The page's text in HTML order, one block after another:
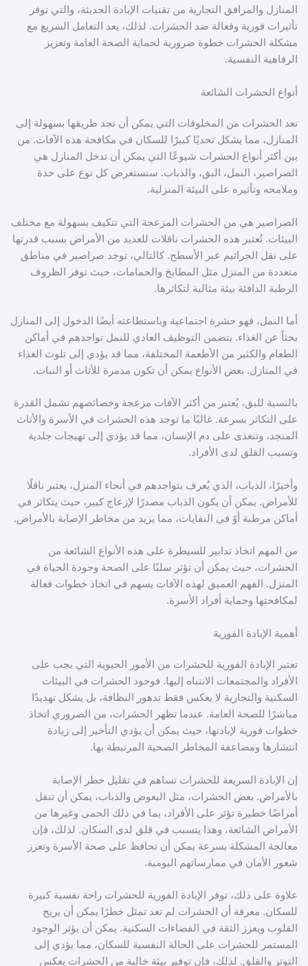
المنازل والمرافق التجارية من تقنيات الإبادة الحديثة، والتي توفر
تأثيرات فورية وفعالة ضد الحشرات. لذلك، يعد التعامل السريع مع
مشكلة الحشرات خطوة ضرورية لحماية الصحة العامة وتعزيز
الرفاهية النفسية.
أنواع الحشرات الشائعة
تعد الحشرات من المخلوقات التي يمكن أن تجد طريقها بسهولة إلى
المنازل، مما يشكل تحديًا كبيرًا للسكان في مكافحة هذه الآفات. من
بين أكثر أنواع الحشرات شيوعًا التي يمكن أن تدخل المنازل هي
الصراصير، النمل، البق، والذباب. سنستعرض كل نوع على حدة
وملامحه وتأثيره على البيئة المنزلية.
الصراصير هي من الحشرات المزعجة التي تتكيف بسهولة مع مختلف
البيئات. تُعتبر هذه الحشرات ناقلات للعديد من الأمراض بسبب قدرتها
على نقل الجراثيم عبر الأسطح. كالتالي، توجد صراصير في مناطق
متعددة من المنزل مثل المطابخ والحمامات، حيث توفر الظروف
الرطبة الدافئة بيئة مثالية لتكاثرها.
أما النمل، فهو حشرة اجتماعية وباستطاعته أيضًا الدخول إلى المنازل
بحثاً عن الغذاء. يتضمن التوظيف العادي للنمل تواجدهم في أماكن
الطعام والكثير من الأطعمة المختلفة، مما قد يؤدي إلى تلوث الغذاء
في المنازل. بعض الأنواع يمكن أن تكون مدمرة للأثاث أو النبات.
بالنسبة للبق، يُعتبر من أكثر الآفات مزعجة وخصائصهم تشمل القدرة
على التكاثر بسرعة. غالبًا ما توجد هذه الحشرات في الأسرة والأثاث
المنجد، وتتغذى على دم الإنسان، مما قد يؤدي إلى تهيجات جلدية
وتسبب القلق لدى الأفراد.
وأخيرًا، الذباب، الذي يُعرف بتواجدهم في أنحاء المنزل، يعتبر ناقلًا
للأمراض. يمكن أن يكون الذباب مصدرًا لإزعاج كبير، حيث يتكاثر في
أماكن مرطبة أوً في النفايات، مما يزيد من مخاطر الإصابة بالأمراض.
من المهم اتخاذ تدابير للسيطرة على هذه الأنواع الشائعة من
الحشرات، حيث يمكن أن تؤثر سلبًا على الصحة وجودة الحياة في
المنزل. الفهم العميق لهذه الآفات يسهم في اتخاذ خطوات فعالة
لمكافحتها وحماية أفراد الأسرة.
أهمية الإبادة الفورية
تعتبر الإبادة الفورية للحشرات من الأمور الحيوية التي يجب على
الأفراد والمجتمعات الانتباه إليها. فوجود الحشرات في البيئات
السكنية والتجارية لا يعكس فقط تدهور النظافة، بل يشكل تهديدًا
مباشرًا للصحة العامة. عندما تظهر الحشرات، من الضروري اتخاذ
خطوات فورية لإبادتها، حيث يمكن أن يؤدي التأخير إلى زيادة
انتشارها ومضاعفة المخاطر الصحية المرتبطة بها.
إن الإبادة السريعة للحشرات تساهم في تقليل خطر الإصابة
بالأمراض. بعض الحشرات، مثل البعوض والذباب، يمكن أن تنقل
أمراضًا خطيرة تؤثر على الأفراد، بما في ذلك الحمى وغيرها من
الأمراض الشائعة، وهذا يتسبب في قلق لدى السكان. لذلك، فإن
معالجة المشكلة بسرعة يمكن أن تحافظ على صحة الأسرة وتعزز
شعور الأمان في ممارساتهم اليومية.
علاوة على ذلك، توفر الإبادة الفورية للحشرات راحة نفسية كبيرة
للسكان. معرفة أن الحشرات لم تعد تمثل خطرًا يمكن أن يريح
القلوب ويعزز الثقة في الفضاءات السكنية. يمكن أن يؤثر الوجود
المستمر للحشرات على الحالة النفسية للسكان، مما يؤدي إلى
التوتر والقلق. لذلك، فإن توفير بيئة خالية من الحشرات يعكس